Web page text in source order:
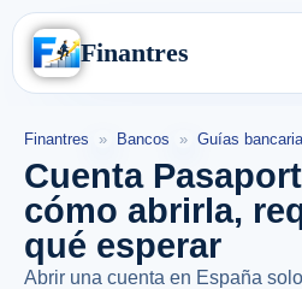
Finantres
Finantres » Bancos » Guías
Cuenta
cómo abrirla,
qué esperar
Abrir una cuenta en España